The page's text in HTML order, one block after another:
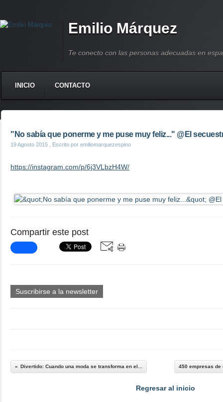
Emilio Márquez
Te conecto con las personas adecuadas en
INICIO CONTACTO
"No sabía que ponerme y me puse muy feliz..." @El
19 Agosto 2015 , Escrito por emiliomarquezespino
https://instagram.com/p/6j3VLbzH4W/
Compartir este post
Suscribirse a la newsletter
Divertido: Cuando una moda se transforma en el... 450 empresas de
Regresar al inicio